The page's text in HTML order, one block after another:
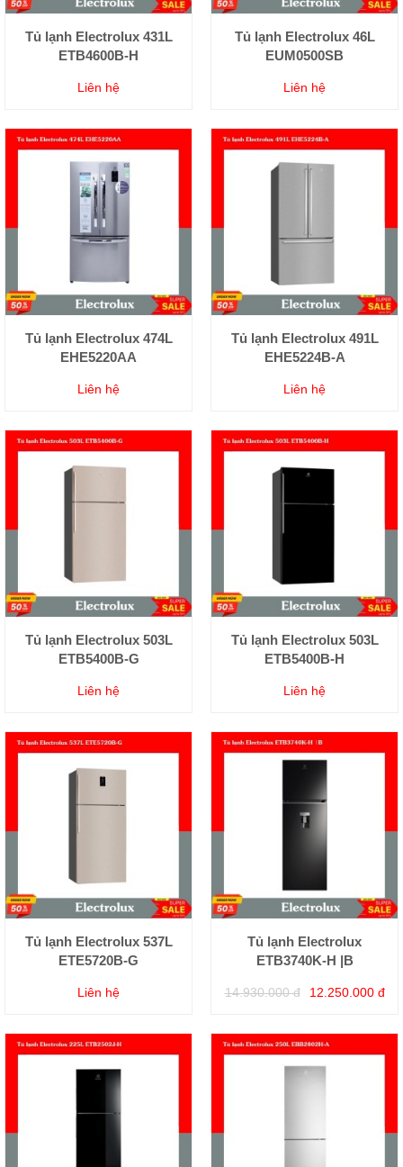
Tủ lạnh Electrolux 431L
ETB4600B-H
Liên hệ
Tủ lạnh Electrolux 46L
EUM0500SB
Liên hệ
Tủ lạnh Electrolux 474L
EHE5220AA
Liên hệ
Tủ lạnh Electrolux 491L
EHE5224B-A
Liên hệ
Tủ lạnh Electrolux 503L
ETB5400B-G
Liên hệ
Tủ lạnh Electrolux 503L
ETB5400B-H
Liên hệ
Tủ lạnh Electrolux 537L
ETE5720B-G
Liên hệ
Tủ lạnh Electrolux
ETB3740K-H |B
14.930.000 đ 12.250.000 đ